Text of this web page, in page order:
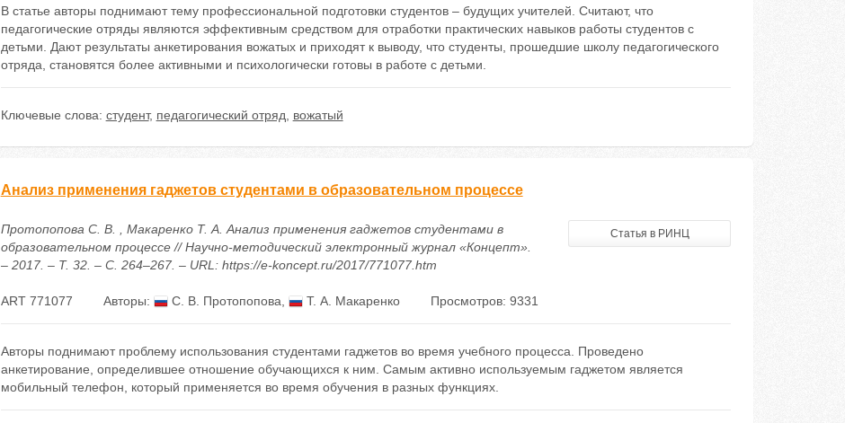
В статье авторы поднимают тему профессиональной подготовки студентов – будущих учителей. Считают, что
педагогические отряды являются эффективным средством для отработки практических навыков работы студентов с
детьми. Дают результаты анкетирования вожатых и приходят к выводу, что студенты, прошедшие школу педагогического
отряда, становятся более активными и психологически готовы в работе с детьми.
Ключевые слова: студент, педагогический отряд вожатый
Анализ применения гаджетов студентами в образовательном процессе
Протопопова С. В. , Макаренко Т. А. Анализ применения гаджетов студентами в
образовательном процессе // Научно-методический электронный журнал «Концепт».
– 2017. – Т. 32. – С. 264–267. – URL: https://e-koncept.ru/2017/771077.htm
Статья в РИНЦ
ART 771077 Авторы: С. В. Протопопова Т. А. Макаренко Просмотров: 9331
Авторы поднимают проблему использования студентами гаджетов во время учебного процесса. Проведено
анкетирование, определившее отношение обучающихся к ним. Самым активно используемым гаджетом является
мобильный телефон, который применяется во время обучения в разных функциях.